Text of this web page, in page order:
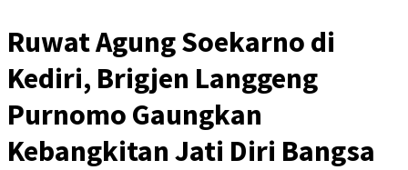
Ruwat Agung Soekarno di
Kediri, Brigjen Langgeng
Purnomo Gaungkan
Kebangkitan Jati Diri Bangsa